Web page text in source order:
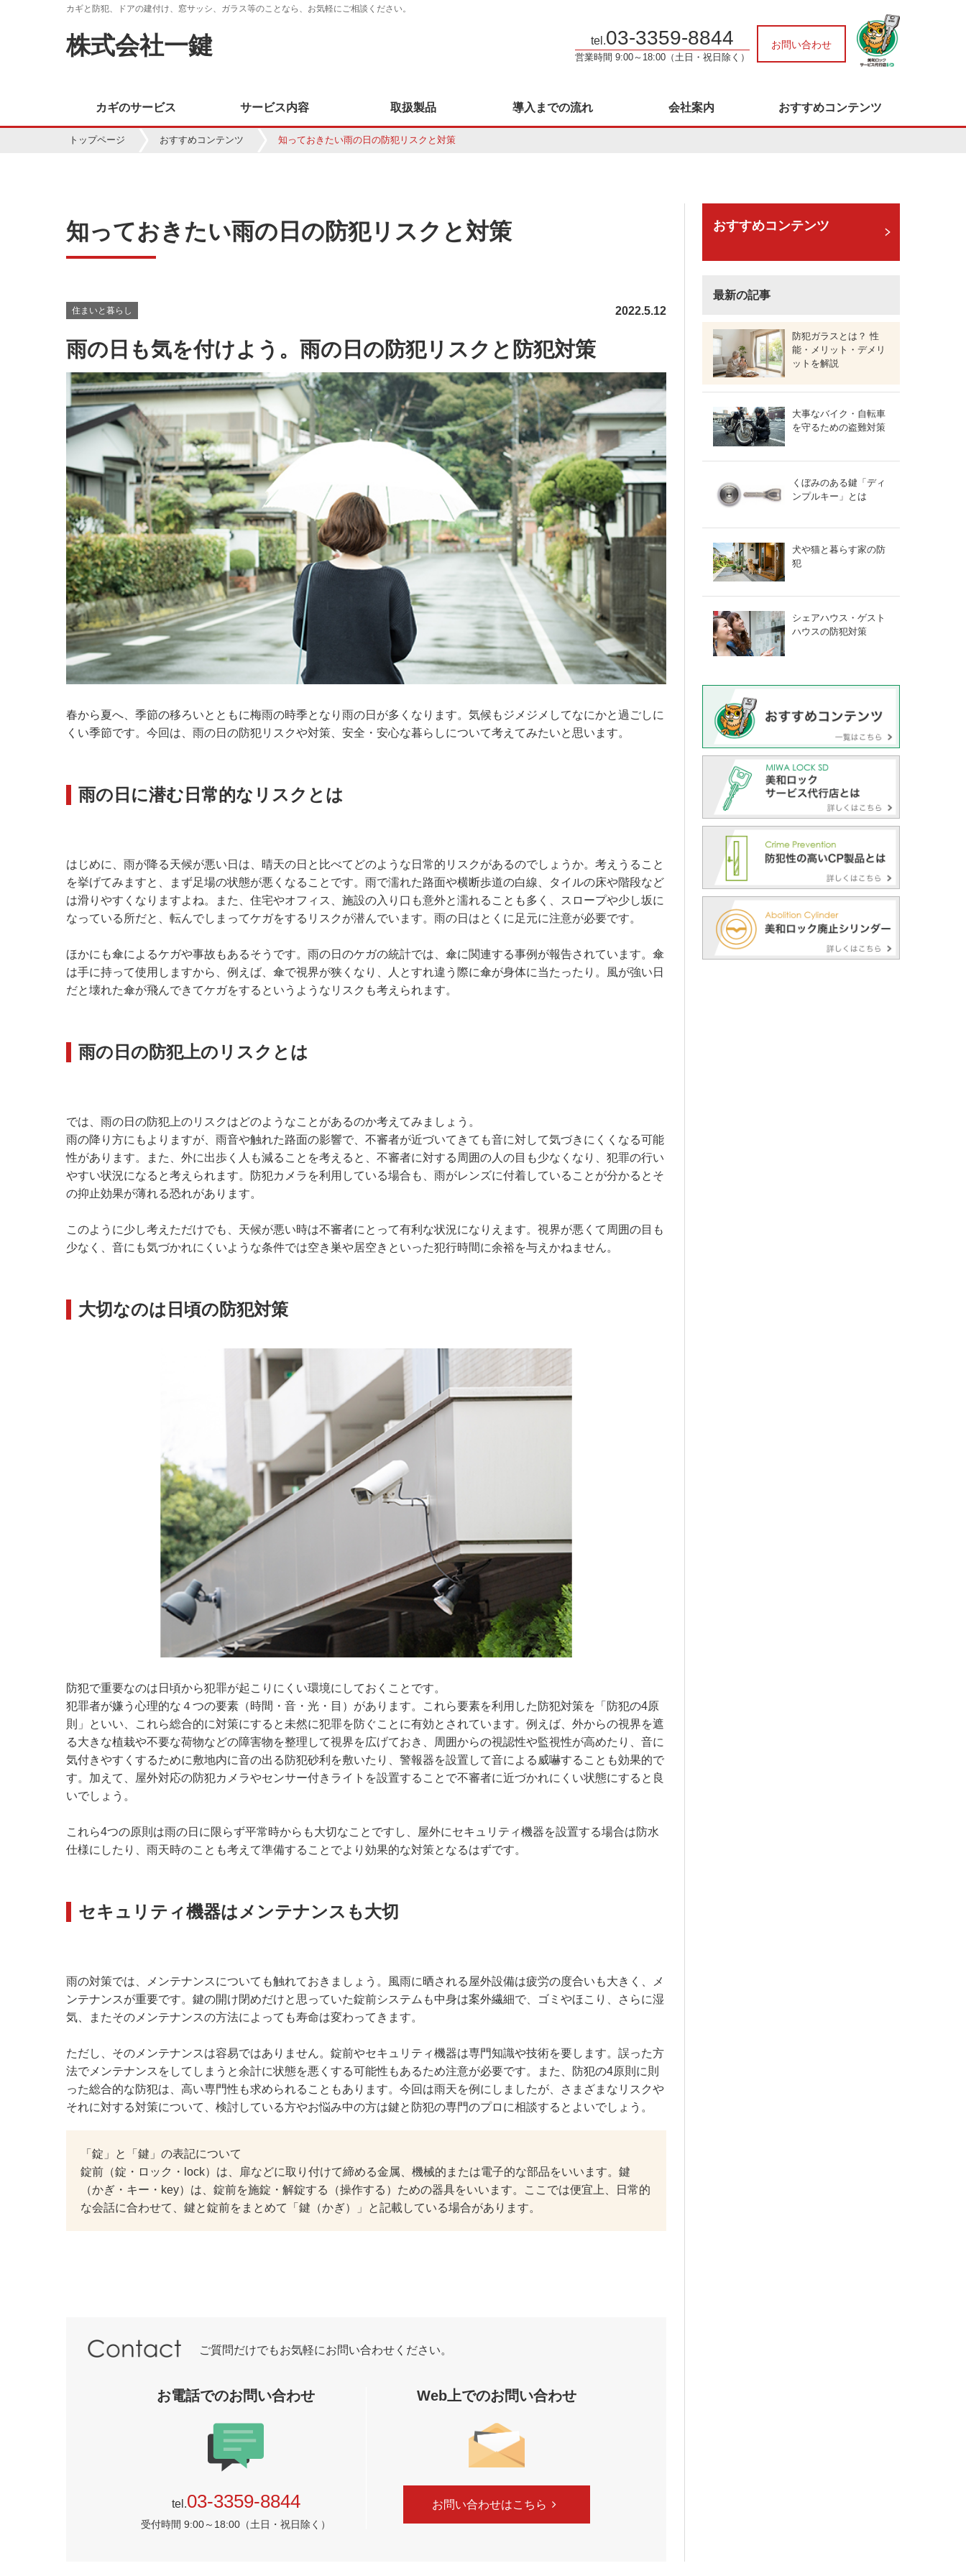
カギと防犯、ドアの建付け、窓サッシ、ガラス等のことなら、お気軽にご相談ください。
株式会社一鍵 tel.03-3359-8844
営業時間 9:00～18:00（土日・祝日除く）
お問い合わせ
カギのサービス サービス内容 取扱製品 導入までの流れ 会社案内 おすすめコンテンツ
トップページ おすすめコンテンツ 知っておきたい雨の日の防犯リスクと対策
知っておきたい雨の日の防犯リスクと対策
住まいと暮らし 2022.5.12
雨の日も気を付けよう。雨の日の防犯リスクと防犯対策
春から夏へ、季節の移ろいとともに梅雨の時季となり雨の日が多くなります。気候もジメジメしてなにかと過ごしに
くい季節です。今回は、雨の日の防犯リスクや対策、安全・安心な暮らしについて考えてみたいと思います。
雨の日に潜む日常的なリスクとは
はじめに、雨が降る天候が悪い日は、晴天の日と比べてどのような日常的リスクがあるのでしょうか。考えうること
を挙げてみますと、まず足場の状態が悪くなることです。雨で濡れた路面や横断歩道の白線、タイルの床や階段など
は滑りやすくなりますよね。また、住宅やオフィス、施設の入り口も意外と濡れることも多く、スロープや少し坂に
なっている所だと、転んでしまってケガをするリスクが潜んでいます。雨の日はとくに足元に注意が必要です。
ほかにも傘によるケガや事故もあるそうです。雨の日のケガの統計では、傘に関連する事例が報告されています。傘
は手に持って使用しますから、例えば、傘で視界が狭くなり、人とすれ違う際に傘が身体に当たったり。風が強い日
だと壊れた傘が飛んできてケガをするというようなリスクも考えられます。
雨の日の防犯上のリスクとは
では、雨の日の防犯上のリスクはどのようなことがあるのか考えてみましょう。
雨の降り方にもよりますが、雨音や触れた路面の影響で、不審者が近づいてきても音に対して気づきにくくなる可能
性があります。また、外に出歩く人も減ることを考えると、不審者に対する周囲の人の目も少なくなり、犯罪の行い
やすい状況になると考えられます。防犯カメラを利用している場合も、雨がレンズに付着していることが分かるとそ
の抑止効果が薄れる恐れがあります。
このように少し考えただけでも、天候が悪い時は不審者にとって有利な状況になりえます。視界が悪くて周囲の目も
少なく、音にも気づかれにくいような条件では空き巣や居空きといった犯行時間に余裕を与えかねません。
大切なのは日頃の防犯対策
防犯で重要なのは日頃から犯罪が起こりにくい環境にしておくことです。
犯罪者が嫌う心理的な４つの要素（時間・音・光・目）があります。これら要素を利用した防犯対策を「防犯の4原
則」といい、これら総合的に対策にすると未然に犯罪を防ぐことに有効とされています。例えば、外からの視界を遮
る大きな植栽や不要な荷物などの障害物を整理して視界を広げておき、周囲からの視認性や監視性が高めたり、音に
気付きやすくするために敷地内に音の出る防犯砂利を敷いたり、警報器を設置して音による威嚇することも効果的で
す。加えて、屋外対応の防犯カメラやセンサー付きライトを設置することで不審者に近づかれにくい状態にすると良
いでしょう。
これら4つの原則は雨の日に限らず平常時からも大切なことですし、屋外にセキュリティ機器を設置する場合は防水
仕様にしたり、雨天時のことも考えて準備することでより効果的な対策となるはずです。
セキュリティ機器はメンテナンスも大切
雨の対策では、メンテナンスについても触れておきましょう。風雨に晒される屋外設備は疲労の度合いも大きく、メ
ンテナンスが重要です。鍵の開け閉めだけと思っていた錠前システムも中身は案外繊細で、ゴミやほこり、さらに湿
気、またそのメンテナンスの方法によっても寿命は変わってきます。
ただし、そのメンテナンスは容易ではありません。錠前やセキュリティ機器は専門知識や技術を要します。誤った方
法でメンテナンスをしてしまうと余計に状態を悪くする可能性もあるため注意が必要です。また、防犯の4原則に則
った総合的な防犯は、高い専門性も求められることもあります。今回は雨天を例にしましたが、さまざまなリスクや
それに対する対策について、検討している方やお悩み中の方は鍵と防犯の専門のプロに相談するとよいでしょう。
「錠」と「鍵」の表記について
錠前（錠・ロック・lock）は、扉などに取り付けて締める金属、機械的または電子的な部品をいいます。鍵
（かぎ・キー・key）は、錠前を施錠・解錠する（操作する）ための器具をいいます。ここでは便宜上、日常的
な会話に合わせて、鍵と錠前をまとめて「鍵（かぎ）」と記載している場合があります。
ご質問だけでもお気軽にお問い合わせください。
お電話でのお問い合わせ
tel.03-3359-8844
受付時間 9:00～18:00（土日・祝日除く）
Web上でのお問い合わせ
お問い合わせはこちら
おすすめコンテンツ
最新の記事
防犯ガラスとは？ 性
能・メリット・デメリ
ットを解説
大事なバイク・自転車
を守るための盗難対策
くぼみのある鍵「ディ
ンプルキー」とは
犬や猫と暮らす家の防
犯
シェアハウス・ゲスト
ハウスの防犯対策